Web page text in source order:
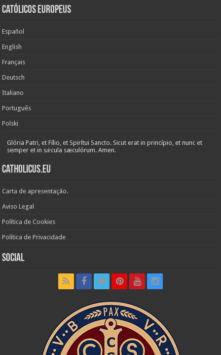
Católicos Europeus
Español
English
Français
Deutsch
Italiano
Português
Polski
Glória Patri, et Fílio, et Spirítui Sancto. Sicut erat in princípio, et nunc et
semper et in sǽcula sæculórum. Amen.
Catholicus.eu
Carta de apresentação.
Aviso Legal
Política de Cookies
Política de Privacidade
Social